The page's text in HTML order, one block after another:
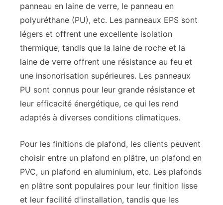
panneau en laine de verre, le panneau en
polyuréthane (PU), etc. Les panneaux EPS sont
légers et offrent une excellente isolation
thermique, tandis que la laine de roche et la
laine de verre offrent une résistance au feu et
une insonorisation supérieures. Les panneaux
PU sont connus pour leur grande résistance et
leur efficacité énergétique, ce qui les rend
adaptés à diverses conditions climatiques.
Pour les finitions de plafond, les clients peuvent
choisir entre un plafond en plâtre, un plafond en
PVC, un plafond en aluminium, etc. Les plafonds
en plâtre sont populaires pour leur finition lisse
et leur facilité d'installation, tandis que les